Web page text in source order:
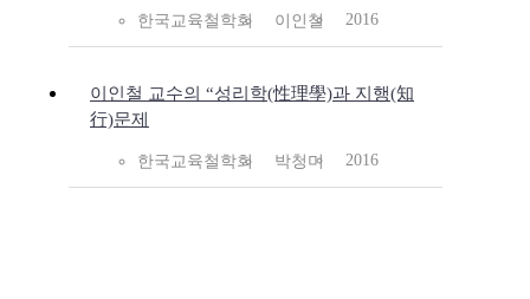
한국교육철학회 이인철 2016
이인철 교수의 “성리학(性理學)과 지행(知
行)문제
한국교육철학회 박청미 2016